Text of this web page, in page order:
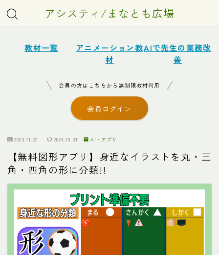
アシスティ/まなとも広場
教材一覧
アニメーション教
材
AIで先生の業務改
善
会員の方はこちらから無制限教材利用
会員ログイン
2023.11.22 2024.10.31 AI・アプリ
【無料図形アプリ】身近なイラストを丸・三
角・四角の形に分類!!